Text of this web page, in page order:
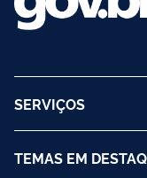
SERVIÇOS
TEMAS EM